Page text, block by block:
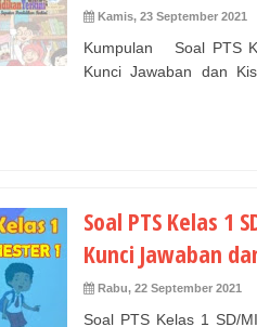
Kamis, 23 September 2021
Kumpulan Soal PTS
Kunci Jawaban dan
Soal PTS Kelas 1
Kunci Jawaban
Rabu, 22 September 2021
Soal PTS Kelas 1 SD/